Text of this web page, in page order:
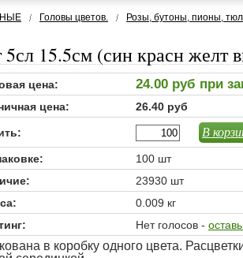
Головы цветов. Розы, бутоны, пионы,
5сл 15.5см (син красн
цена: 24.00 руб при
цена: 26.40 руб
В
100 шт
23930 шт
0.009 кг
Нет голосов -
в коробку одного цвета.